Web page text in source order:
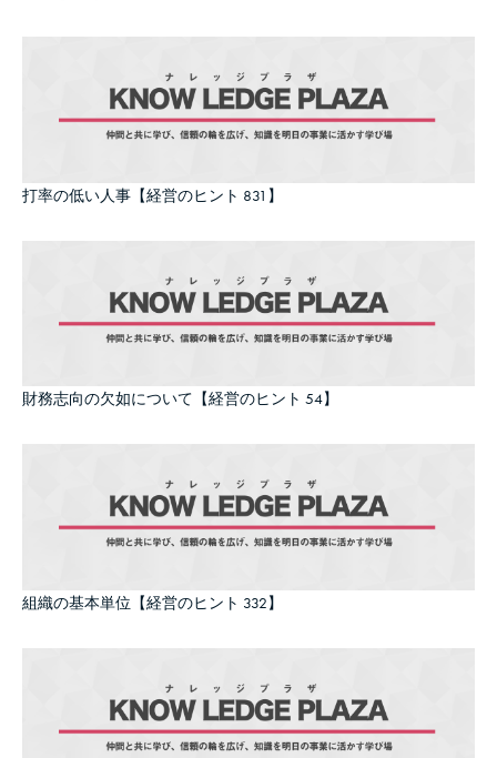
打率の低い人事【経営のヒント 831】
財務志向の欠如について【経営のヒント 54】
組織の基本単位【経営のヒント 332】